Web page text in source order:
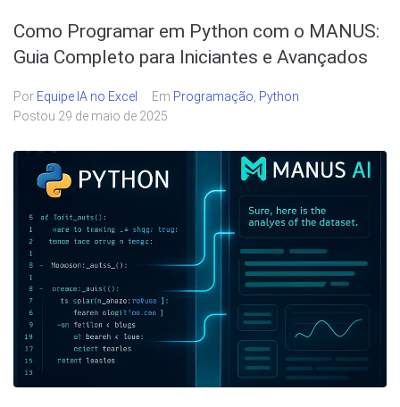
Como Programar em Python com o MANUS:
Guia Completo para Iniciantes e Avançados
Por Equipe IA no Excel Em Programação Python
Postou 29 de maio de 2025